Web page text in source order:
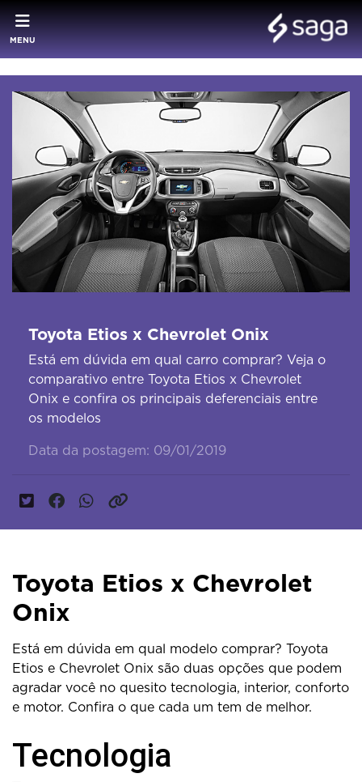
MENU
Toyota Etios x Chevrolet Onix
Está em dúvida em qual carro comprar? Veja o
comparativo entre Toyota Etios x Chevrolet
Onix e confira os principais deferenciais entre
os modelos
Data da postagem: 09/01/2019
Toyota Etios x Chevrolet
Onix
Está em dúvida em qual modelo comprar? Toyota
Etios e Chevrolet Onix são duas opções que podem
agradar você no quesito tecnologia, interior, conforto
e motor. Confira o que cada um tem de melhor.
Tecnologia